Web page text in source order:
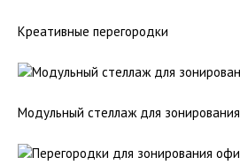
Креативные перегородки
Модульный стеллаж для зонирования